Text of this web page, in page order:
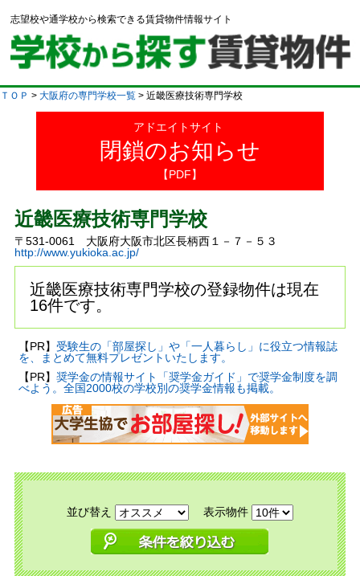
志望校や通学校から検索できる賃貸物件情報サイト
ＴＯＰ > 大阪府の専門学校一覧 > 近畿医療技術専門学校
アドエイトサイト
閉鎖のお知らせ
【PDF】
近畿医療技術専門学校
〒531-0061 大阪府大阪市北区長柄西１－７－５３
http://www.yukioka.ac.jp/
近畿医療技術専門学校の登録物件は現在
16件です。
【PR】 受験生の「部屋探し」や「一人暮らし」に役立つ情報誌
を、まとめて無料プレゼントいたします。
【PR】 奨学金の情報サイト「奨学金ガイド」で奨学金制度を調
べよう。全国2000校の学校別の奨学金情報も掲載。
並び替え 表示物件